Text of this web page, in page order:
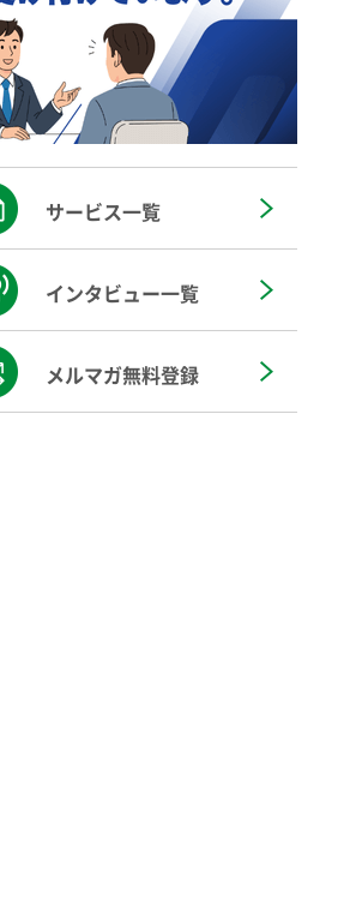
サービス一覧
インタビュー一覧
メルマガ無料登録